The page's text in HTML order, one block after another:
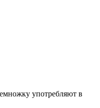
употребляют в